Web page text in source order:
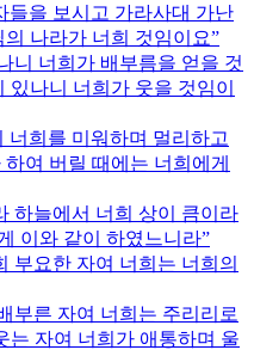
들을 보시고 가라사대 가난
나라가 너희 것임이요
니 너희가 배부름을 얻을 것
나니 너희가 웃을 것임이
너희를 미워하며 멀리하고
여 버릴 때에는 너희에게
하늘에서 너희 상이 큼이라
이와 같이 하였느니라
부요한 자여 너희는 너희의
부른 자여 너희는 주리리로
는 자여 너희가 애통하며 울